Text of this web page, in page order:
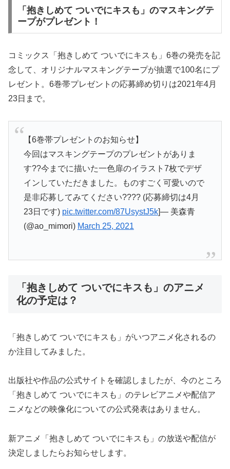
「抱きしめて ついでにキスも」のマスキングテ
ープがプレゼント！
コミックス「抱きしめて ついでにキスも」6巻の発売を記
念して、オリジナルマスキングテープが抽選で100名にプ
レゼント。6巻帯プレゼントの応募締め切りは2021年4月
23日まで。
【6巻帯プレゼントのお知らせ】
今回はマスキングテープのプレゼントがありま
す??今までに描いた一色扉のイラスト7枚でデザ
インしていただきました。ものすごく可愛いので
是非応募してみてください???? (応募締切は4月
23日です) pic.twitter.com/87UsystJ5k]— 美森青
(@ao_mimori) March 25, 2021
「抱きしめて ついでにキスも」のアニメ
化の予定は？
「抱きしめて ついでにキスも」がいつアニメ化されるの
か注目してみました。
出版社や作品の公式サイトを確認しましたが、今のところ
「抱きしめて ついでにキスも」のテレビアニメや配信ア
ニメなどの映像化についての公式発表はありません。
新アニメ「抱きしめて ついでにキスも」の放送や配信が
決定しましたらお知らせします。